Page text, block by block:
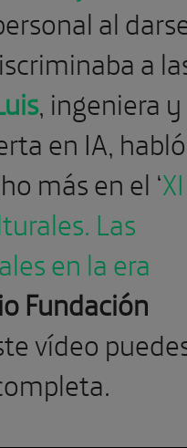
al
a
, ingeniera y
en IA, habló
más en el ‘XI
Las
en la era
Fundación
vídeo